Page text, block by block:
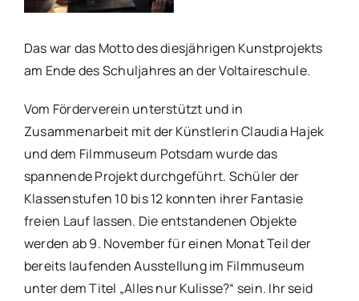
Das war das Motto des diesjährigen Kunstprojekts
am Ende des Schuljahres an der Voltaireschule.
Vom Förderverein unterstützt und in
Zusammenarbeit mit der Künstlerin Claudia Hajek
und dem Filmmuseum Potsdam wurde das
spannende Projekt durchgeführt. Schüler der
Klassenstufen 10 bis 12 konnten ihrer Fantasie
freien Lauf lassen. Die entstandenen Objekte
werden ab 9. November für einen Monat Teil der
bereits laufenden Ausstellung im Filmmuseum
unter dem Titel „Alles nur Kulisse?“ sein. Ihr seid